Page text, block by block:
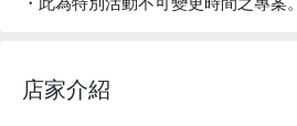
店家介紹